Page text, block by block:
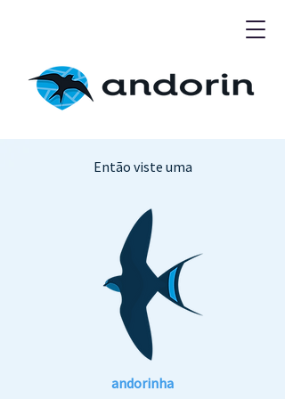
Então viste uma
andorinha